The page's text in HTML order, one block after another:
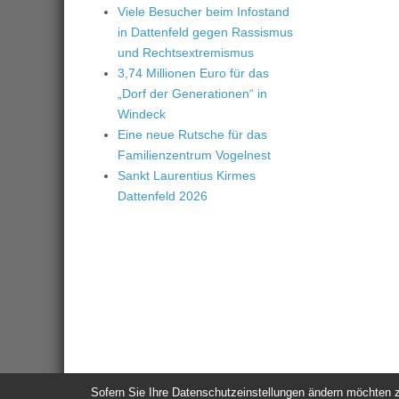
Viele Besucher beim Infostand
in Dattenfeld gegen Rassismus
und Rechtsextremismus
3,74 Millionen Euro für das
„Dorf der Generationen“ in
Windeck
Eine neue Rutsche für das
Familienzentrum Vogelnest
Sankt Laurentius Kirmes
Dattenfeld 2026
Sofern Sie Ihre Datenschutzeinstellungen ändern